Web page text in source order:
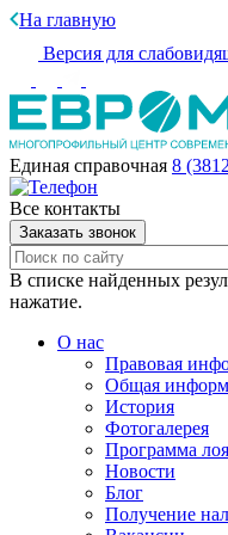
На главную
Версия для
Единая справочная 8
Все контакты
Заказать звонок
В списке найденных
нажатие.
О нас
Правовая
Общая
История
Фотогалерея
Программа
Новости
Блог
Получение